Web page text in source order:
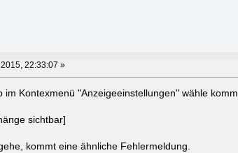
22:33:07 »
im Kontexmenü "Anzeigeeinstellungen" wähle
sichtbar]
kommt eine ähnliche Fehlermeldung.